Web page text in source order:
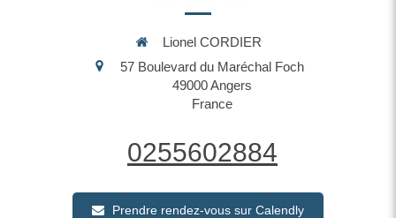
Lionel CORDIER
57 Boulevard du Maréchal Foch
49000 Angers
France
0255602884
Prendre rendez-vous sur Calendly